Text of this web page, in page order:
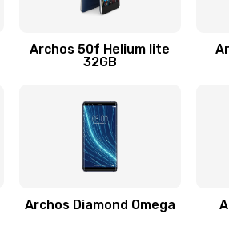
Archos 50f Helium lite
32GB
Archos Diamond Omega